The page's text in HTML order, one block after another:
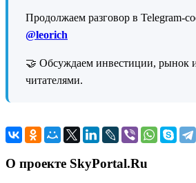
Продолжаем разговор в Telegram-
@leorich
🤝 Обсуждаем инвестиции, рынок
читателями.
О проекте SkyPortal.Ru